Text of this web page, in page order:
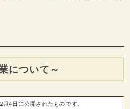
について～
4日に公開されたものです。